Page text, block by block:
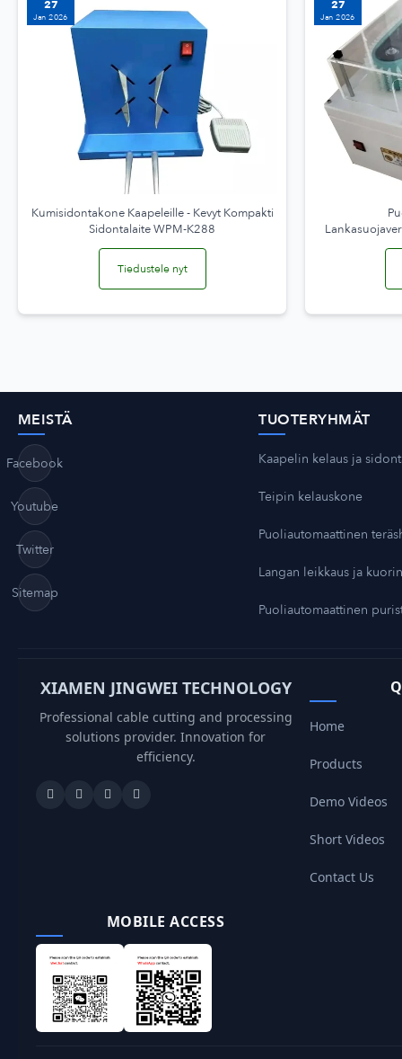
27
Jan 2026
Kumisidontakone Kaapeleille - Kevyt Kompakti
Sidontalaite WPM-K288
Tiedustele nyt
27
Jan 2026
MEISTÄ
Facebook
Youtube
Twitter
Sitemap
TUOTERYHMÄT
Kaapelin kelaus ja
Teipin kelauskone
Puoliautomaattinen
Langan leikkaus ja
Puoliautomaattinen
XIAMEN JINGWEI TECHNOLOGY
Professional cable cutting and processing
solutions provider. Innovation for
efficiency.
Home
Products
Demo Videos
Short Videos
Contact Us
MOBILE ACCESS